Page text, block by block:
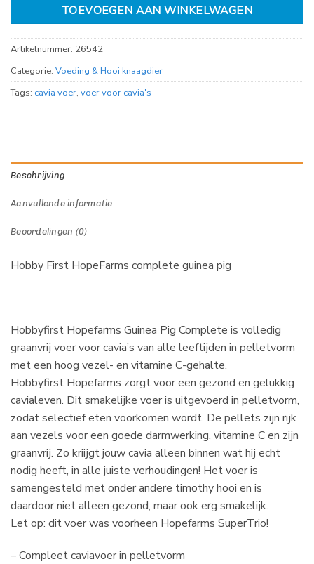
TOEVOEGEN AAN WINKELWAGEN
Artikelnummer: 26542
Categorie: Voeding & Hooi knaagdier
Tags: cavia voer, voer voor cavia's
Beschrijving
Aanvullende informatie
Beoordelingen (0)
Hobby First HopeFarms complete guinea pig
Hobbyfirst Hopefarms Guinea Pig Complete is volledig
graanvrij voer voor cavia’s van alle leeftijden in pelletvorm
met een hoog vezel- en vitamine C-gehalte.
Hobbyfirst Hopefarms zorgt voor een gezond en gelukkig
cavialeven. Dit smakelijke voer is uitgevoerd in pelletvorm,
zodat selectief eten voorkomen wordt. De pellets zijn rijk
aan vezels voor een goede darmwerking, vitamine C en zijn
graanvrij. Zo kriijgt jouw cavia alleen binnen wat hij echt
nodig heeft, in alle juiste verhoudingen! Het voer is
samengesteld met onder andere timothy hooi en is
daardoor niet alleen gezond, maar ook erg smakelijk.
Let op: dit voer was voorheen Hopefarms SuperTrio!
– Compleet caviavoer in pelletvorm